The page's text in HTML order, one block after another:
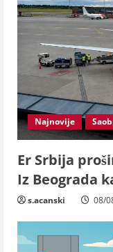
Najnovije
Er Srbija
Iz Beograda
s.acanski 08/